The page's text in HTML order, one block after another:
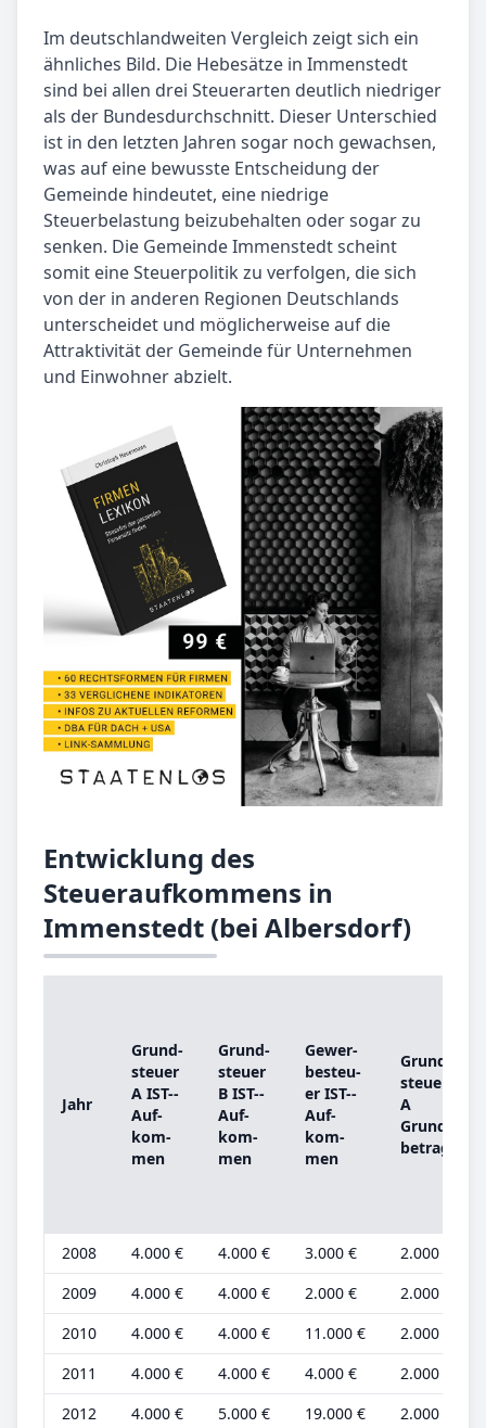
Im deutschlandweiten Vergleich zeigt sich ein
ähnliches Bild. Die Hebesätze in Immenstedt
sind bei allen drei Steuerarten deutlich niedriger
als der Bundesdurchschnitt. Dieser Unterschied
ist in den letzten Jahren sogar noch gewachsen,
was auf eine bewusste Entscheidung der
Gemeinde hindeutet, eine niedrige
Steuerbelastung beizubehalten oder sogar zu
senken. Die Gemeinde Immenstedt scheint
somit eine Steuerpolitik zu verfolgen, die sich
von der in anderen Regionen Deutschlands
unterscheidet und möglicherweise auf die
Attraktivität der Gemeinde für Unternehmen
und Einwohner abzielt.
Entwicklung des
Steueraufkommens in
Immenstedt (bei Albersdorf)
Jahr
Grund­
steu­er
A IST-­
Auf­
kom­
men
Grund­
steu­er
B IST-­
Auf­
kom­
men
Ge­wer­
be­steu­
er IST-­
Auf­
kom­
men
Grund­
steu­er
A
Grund­
be­trag
2008 4.000 € 4.000 € 3.000 €
2.000 €
2009
4.000 € 4.000 € 2.000 €
2.000 €
2010
4.000 € 4.000 € 11.000 €
2.000 €
2011
4.000 € 4.000 € 4.000 €
2.000 €
2012
4.000 € 5.000 € 19.000 €
2.000 €